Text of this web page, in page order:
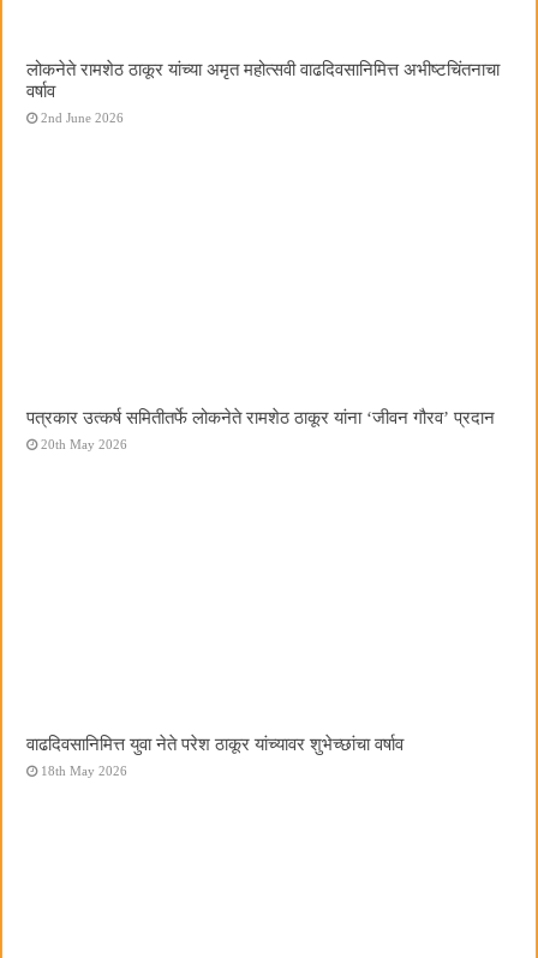
लोकनेते रामशेठ ठाकूर यांच्या अमृत महोत्सवी वाढदिवसानिमित्त अभीष्टचिंतनाचा
वर्षाव
2nd June 2026
पत्रकार उत्कर्ष समितीतर्फे लोकनेते रामशेठ ठाकूर यांना ‌‘जीवन गौरव‌’ प्रदान
20th May 2026
वाढदिवसानिमित्त युवा नेते परेश ठाकूर यांच्यावर शुभेच्छांचा वर्षाव
18th May 2026